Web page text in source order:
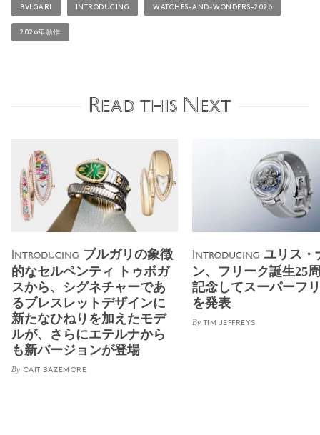
BVLGARI INTRODUCING WATCHES-AND-WONDERS-2026
2026年新作
Read this Next
Introducing ブルガリの象徴
的なセルペンティ トゥボガ
スから、シグネチャーであ
るブレスレットデザインに
新たなひねりを加えたモデ
ルが、さらにエテルナから
も新バージョンが登場
By CAIT BAZEMORE
Introducing ユリス・
ン、フリーク誕生25
記念してスーパーフ
を発表
By TIM JEFFREYS